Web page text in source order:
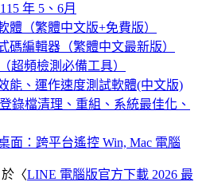
年 5、6月
體（繁體中文版+免費版）
碼編輯器（繁體中文最新版）
超頻檢測必備工具）
能、運作速度測試軟體(中文版)
登錄檔清理、重組、系統最佳化、
面：跨平台遙控 Win, Mac 電腦
於〈LINE 電腦版官方下載 2026 最